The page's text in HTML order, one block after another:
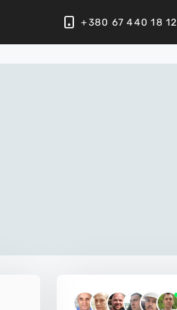
+380 67 440 18 12